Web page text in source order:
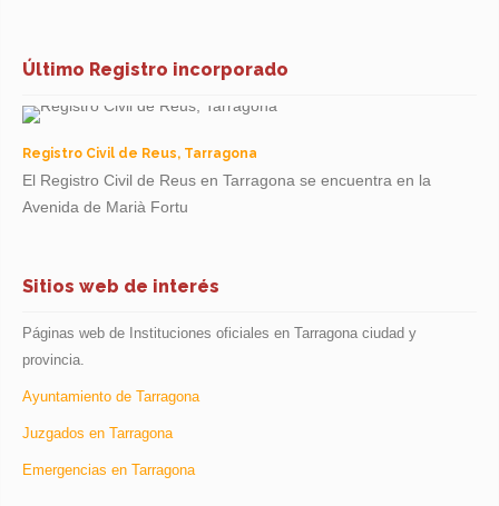
Último Registro incorporado
Registro Civil de Reus, Tarragona
El Registro Civil de Reus en Tarragona se encuentra en la
Avenida de Marià Fortu
Sitios web de interés
Páginas web de Instituciones oficiales en Tarragona ciudad y
provincia.
Ayuntamiento de Tarragona
Juzgados en Tarragona
Emergencias en Tarragona